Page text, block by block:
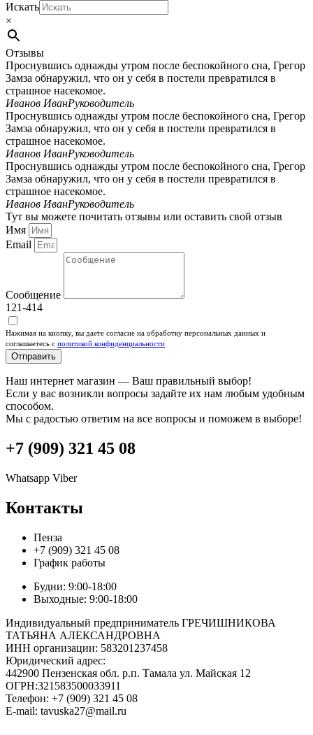
Искать
×
Отзывы
Проснувшись однажды утром после беспокойного сна, Грегор
Замза обнаружил, что он у себя в постели превратился в
страшное насекомое.
Иванов ИванРуководитель
Проснувшись однажды утром после беспокойного сна, Грегор
Замза обнаружил, что он у себя в постели превратился в
страшное насекомое.
Иванов ИванРуководитель
Проснувшись однажды утром после беспокойного сна, Грегор
Замза обнаружил, что он у себя в постели превратился в
страшное насекомое.
Иванов ИванРуководитель
Тут вы можете почитать отзывы или оставить свой отзыв
Имя
Email
Сообщение
121-414
Нажимая на кнопку, вы даете согласие на обработку персональных данных и
соглашаетесь c политикой конфиденциальности
Отправить
Наш интернет магазин — Ваш правильный выбор!
Если у вас возникли вопросы задайте их нам любым удобным
способом.
Мы с радостью ответим на все вопросы и поможем в выборе!
+7 (909) 321 45 08
Whatsapp Viber
Контакты
Пенза
+7 (909) 321 45 08
График работы
Будни: 9:00-18:00
Выходные: 9:00-18:00
Индивидуальный предприниматель ГРЕЧИШНИКОВА
ТАТЬЯНА АЛЕКСАНДРОВНА
ИНН организации: 583201237458
Юридический адрес:
442900 Пензенская обл. р.п. Тамала ул. Майская 12
ОГРН:321583500033911
Телефон: +7 (909) 321 45 08
E-mail: tavuska27@mail.ru